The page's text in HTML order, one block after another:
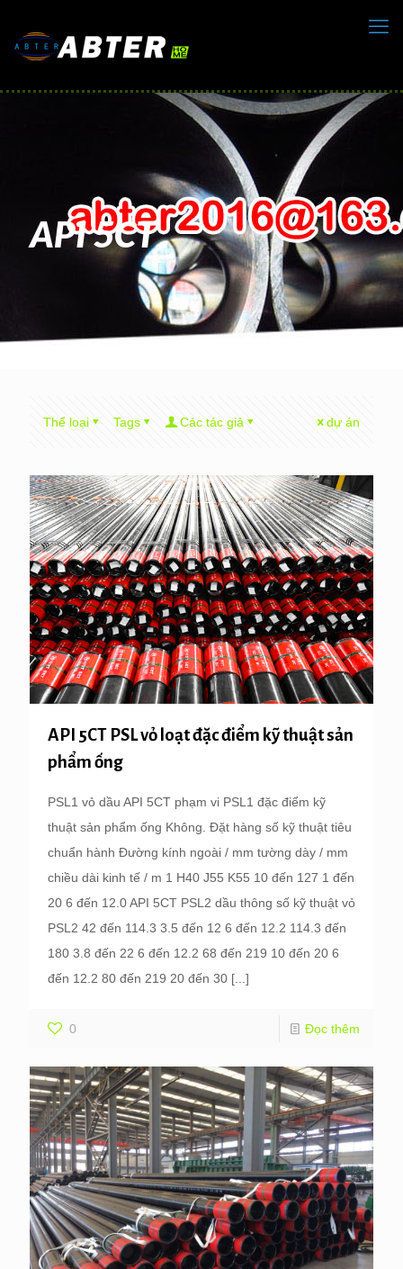
API 5CT
Thể loại Tags Các tác giả dự án
API 5CT PSL vỏ loạt đặc điểm kỹ thuật sản
phẩm ống
PSL1 vỏ dầu API 5CT phạm vi PSL1 đặc điểm kỹ
thuật sản phẩm ống Không. Đặt hàng số kỹ thuật tiêu
chuẩn hành Đường kính ngoài / mm tường dày / mm
chiều dài kinh tế / m 1 H40 J55 K55 10 đến 127 1 đến
20 6 đến 12.0 API 5CT PSL2 dầu thông số kỹ thuật vỏ
PSL2 42 đến 114.3 3.5 đến 12 6 đến 12.2 114.3 đến
180 3.8 đến 22 6 đến 12.2 68 đến 219 10 đến 20 6
đến 12.2 80 đến 219 20 đến 30 [...]
0 Đọc thêm